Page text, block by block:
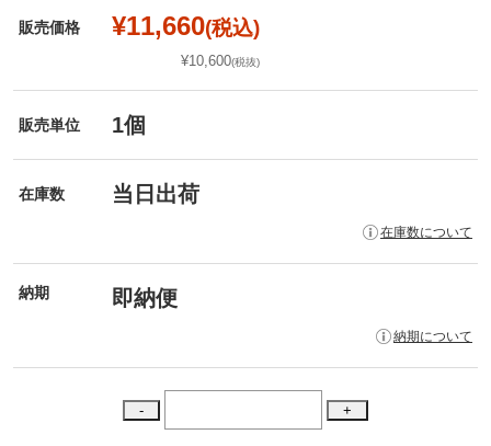
販売価格 ¥11,660(税込)
¥10,600(税抜)
販売単位 1個
在庫数 当日出荷
在庫数について
納期 即納便
納期について